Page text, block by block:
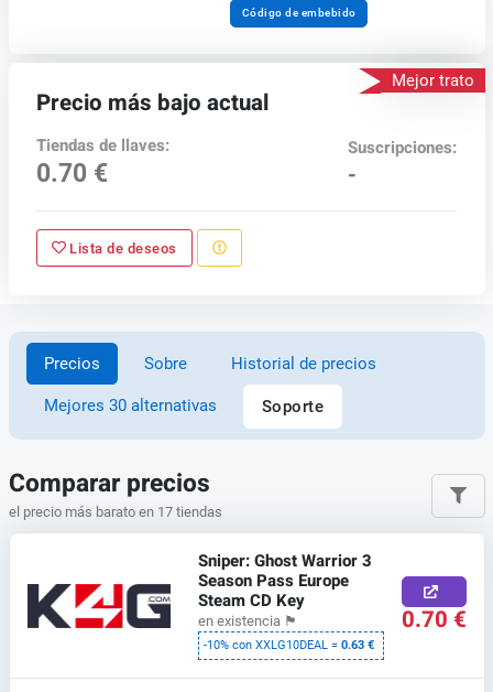
Código de embebido
Mejor trato
Precio más bajo actual
Tiendas de llaves:
0.70 €
Suscripciones:
-
Lista de deseos
Precios Sobre Historial de precios
Mejores 30 alternativas Soporte
Comparar precios
el precio más barato en 17 tiendas
Sniper: Ghost Warrior 3
Season Pass Europe
Steam CD Key
en existencia 🏴
-10% con XXLG10DEAL =0.63 €
0.70 €